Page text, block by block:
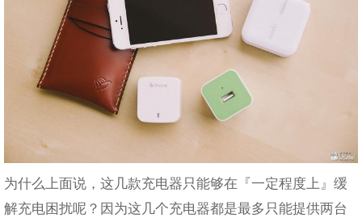
为什么上面说，这几款充电器只能够在『一定程度上』缓
解充电困扰呢？因为这几个充电器都是最多只能提供两台